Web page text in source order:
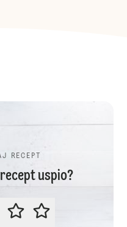
RECEPT
uspio?
OVAJ RECEPT